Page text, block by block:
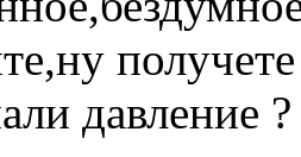
давление ?